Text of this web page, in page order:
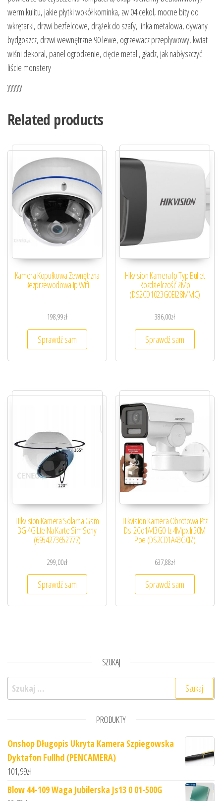
wermikulitu, jakie płytki wokół kominka, zw 04 cekol, mocne bity do
wkrętarki, drzwi bezfelcowe, drążek do szafy, linka metalowa, dywany
bydgoszcz, drzwi wewnętrzne 90 lewe, ogrzewacz przeplywowy, kwiat
wiśni dekoral, panel ogrodzenie, cięcie metali, gładz, jak nabłyszczyć
liście monstery
yyyyy
Related products
Kamera Kopułkowa Zewnętrzna
Bezprzewodowa Ip Wifi
198,99zł
Sprawdź sam
Hikvision Kamera Ip Typ Bullet
Rozdzielczość 2Mp
(DS2CD1023G0EI28MMC)
386,00zł
Sprawdź sam
Hikvision Kamera Solarna Gsm
3G 4G Lte Na Karte Sim Sony
(6954273652777)
299,00zł
Sprawdź sam
Hikvision Kamera Obrotowa Ptz
Ds-2Cd1A43G0-Iz 4Mpx Ir50M
Poe (DS2CD1A43G0IZ)
637,88zł
Sprawdź sam
SZUKAJ
Szukaj:
PRODUKTY
Onshop Długopis Ukryta Kamera Szpiegowska
Dyktafon Fullhd (PENCAMERA)
101,99zł
Blow 44-109 Waga Jubilerska Js13 0 01-500G